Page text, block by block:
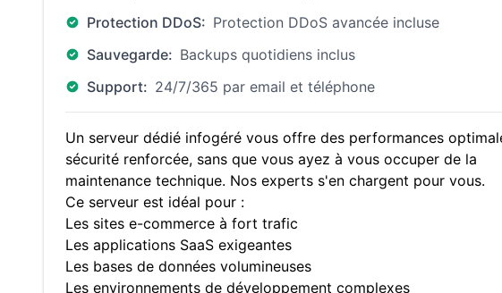
Protection DDoS: Protection DDoS avancée incluse
Sauvegarde: Backups quotidiens inclus
Support: 24/7/365 par email et téléphone
Un serveur dédié infogéré vous offre des performances
sécurité renforcée, sans que vous ayez à vous occuper de la
maintenance technique. Nos experts s'en chargent pour vous.
Ce serveur est idéal pour :
Les sites e-commerce à fort trafic
Les applications SaaS exigeantes
Les bases de données volumineuses
Les environnements de développement complexes